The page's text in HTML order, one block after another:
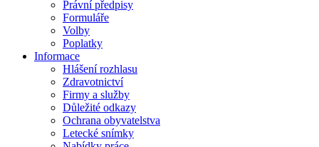
Právní předpisy
Formuláře
Volby
Poplatky
Informace
Hlášení rozhlasu
Zdravotnictví
Firmy a služby
Důležité odkazy
Ochrana obyvatelstva
Letecké snímky